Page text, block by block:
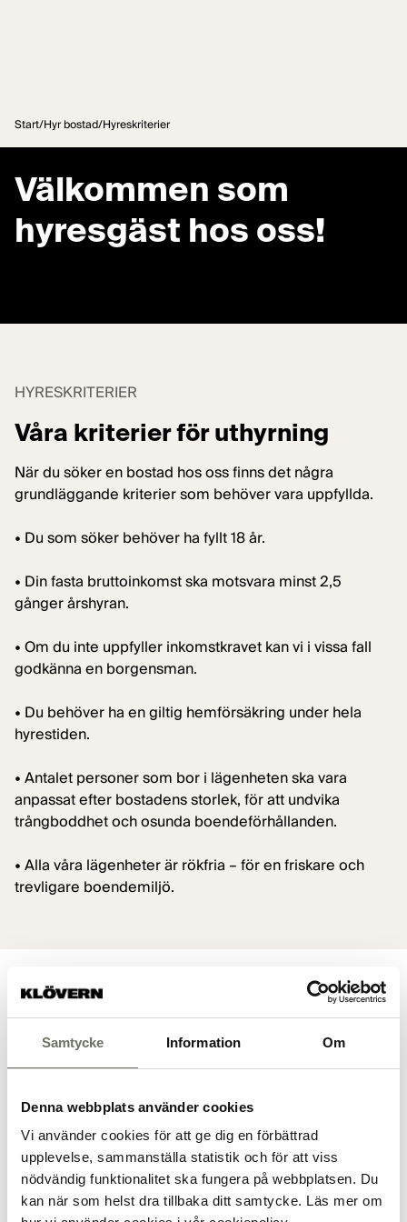
Samtycke Information Om
Denna webbplats använder cookies
Vi använder cookies för att ge dig en förbättrad
upplevelse, sammanställa statistik och för att viss
nödvändig funktionalitet ska fungera på webbplatsen. Du
kan när som helst dra tillbaka ditt samtycke. Läs mer om
Start/Hyr bostad/Hyreskriterier
Välkommen som
hyresgäst hos oss!
HYRESKRITERIER
Våra kriterier för uthyrning
När du söker en bostad hos oss finns det några
grundläggande kriterier som behöver vara uppfyllda.
• Du som söker behöver ha fyllt 18 år.
• Din fasta bruttoinkomst ska motsvara minst 2,5
gånger årshyran.
• Om du inte uppfyller inkomstkravet kan vi i vissa fall
godkänna en borgensman.
• Du behöver ha en giltig hemförsäkring under hela
hyrestiden.
• Antalet personer som bor i lägenheten ska vara
anpassat efter bostadens storlek, för att undvika
trångboddhet och osunda boendeförhållanden.
• Alla våra lägenheter är rökfria – för en friskare och
trevligare boendemiljö.
AVTALSPARTER
Vem kan stå på
För att allt ska bli rätt från början är det viktigt att den
eller de som står på kontraktet också är de som ansökt
om lägenheten.
Endast den som ansökt om lägenheten får stå på